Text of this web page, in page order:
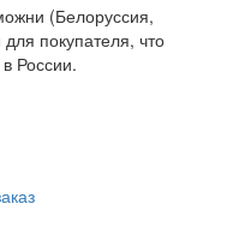
(Белоруссия,
покупателя, что
России.